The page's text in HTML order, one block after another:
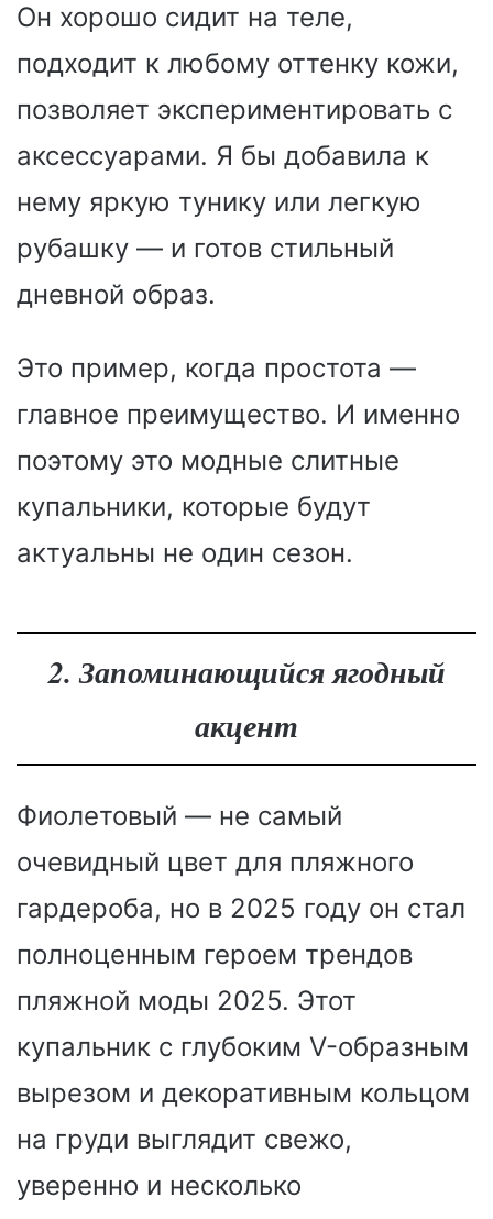
Он хорошо сидит на теле,
подходит к любому оттенку кожи,
позволяет экспериментировать с
аксессуарами. Я бы добавила к
нему яркую тунику или легкую
рубашку — и готов стильный
дневной образ.
Это пример, когда простота —
главное преимущество. И именно
поэтому это модные слитные
купальники, которые будут
актуальны не один сезон.
2. Запоминающийся ягодный
акцент
Фиолетовый — не самый
очевидный цвет для пляжного
гардероба, но в 2025 году он стал
полноценным героем трендов
пляжной моды 2025. Этот
купальник с глубоким V-образным
вырезом и декоративным кольцом
на груди выглядит свежо,
уверенно и несколько